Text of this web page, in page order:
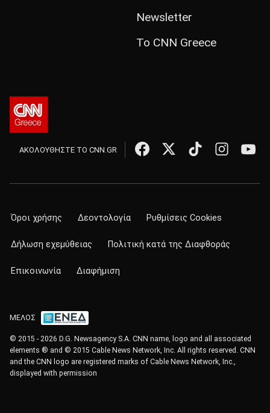
Newsletter
Το CNN Greece
ΑΚΟΛΟΥΘΗΣΤΕ ΤΟ CNN.GR
Όροι χρήσης Δεοντολογία Ρυθμίσεις Cookies
Δήλωση εχεμύθειας Πολιτική κατά της Διαφθοράς
Επικοινωνία Διαφήμιση
ΜΕΛΟΣ
© 2015 - 2026 D.G. Newsagency S.A. CNN name, logo and all associated
elements ® and © 2015 Cable News Network, Inc. All rights reserved. CNN
and the CNN logo are registered marks of Cable News Network, Inc.,
displayed with permission